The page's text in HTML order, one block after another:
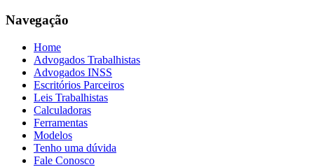
Navegação
Home
Advogados Trabalhistas
Advogados INSS
Escritórios Parceiros
Leis Trabalhistas
Calculadoras
Ferramentas
Modelos
Tenho uma dúvida
Fale Conosco